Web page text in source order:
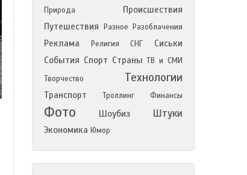
Природа
Происшествия
Путешествия
Разное Разоблачения
Реклама Религия СНГ
Сиськи
События Спорт Страны ТВ и СМИ
Творчество
Технологии
Транспорт Троллинг Финансы
Фото Шоубиз Штуки
Экономика Юмор